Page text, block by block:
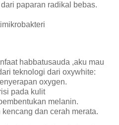
paparan radikal bebas.
habbatusauda ,aku mau
teknologi dari oxywhite:
oxygen.
pada kulit
melanin.
dan cerah merata.